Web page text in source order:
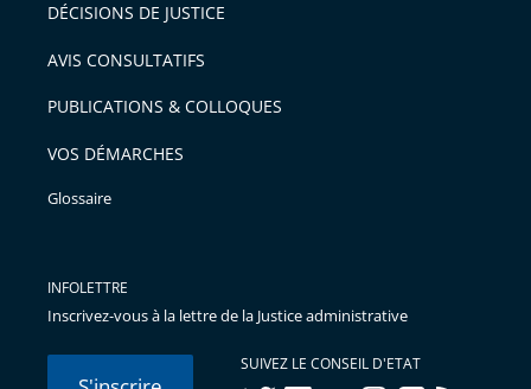
DÉCISIONS DE JUSTICE
AVIS CONSULTATIFS
PUBLICATIONS & COLLOQUES
VOS DÉMARCHES
Glossaire
INFOLETTRE
Inscrivez-vous à la lettre de la Justice administrative
SUIVEZ LE CONSEIL D'ETAT